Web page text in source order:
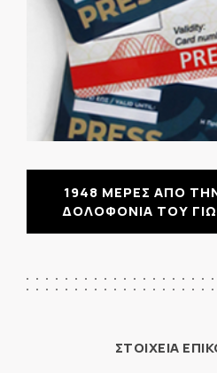
1948 ΜΕΡΕΣ ΑΠΟ
ΔΟΛΟΦΟΝΙΑ ΤΟΥ
ΣΤΟΙΧΕΙΑ